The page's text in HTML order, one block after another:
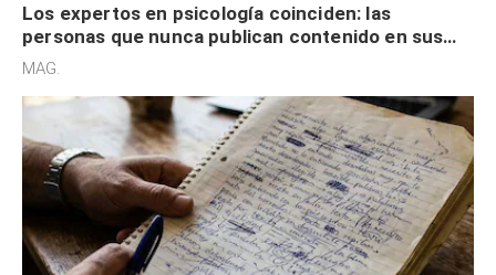
Los expertos en psicología coinciden: las
personas que nunca publican contenido en sus
redes sociales no pretenden buscar validación
MAG.